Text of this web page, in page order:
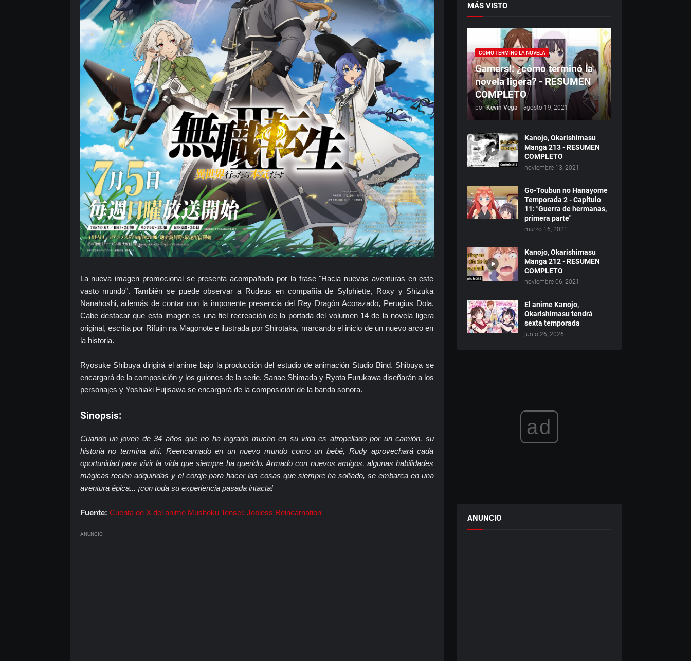
La nueva imagen promocional se presenta acompañada por la frase "Hacia nuevas aventuras en este
vasto mundo". También se puede observar a Rudeus en compañía de Sylphiette, Roxy y Shizuka
Nanahoshi, además de contar con la imponente presencia del Rey Dragón Acorazado, Perugius Dola.
Cabe destacar que esta imagen es una fiel recreación de la portada del volumen 14 de la novela ligera
original, escrita por Rifujin na Magonote e ilustrada por Shirotaka, marcando el inicio de un nuevo arco en
la historia.
Ryosuke Shibuya dirigirá el anime bajo la producción del estudio de animación Studio Bind. Shibuya se
encargará de la composición y los guiones de la serie, Sanae Shimada y Ryota Furukawa diseñarán a los
personajes y Yoshiaki Fujisawa se encargará de la composición de la banda sonora.
Sinopsis:
Cuando un joven de 34 años que no ha logrado mucho en su vida es atropellado por un camión, su
historia no termina ahí. Reencarnado en un nuevo mundo como un bebé, Rudy aprovechará cada
oportunidad para vivir la vida que siempre ha querido. Armado con nuevos amigos, algunas habilidades
mágicas recién adquiridas y el coraje para hacer las cosas que siempre ha soñado, se embarca en una
aventura épica... ¡con toda su experiencia pasada intacta!
Fuente: Cuenta de X del anime Mushoku Tensei: Jobless Reincarnation
ANUNCIO
MÁS VISTO
COMO TERMINO LA NOVELA
Gamers!: ¿cómo terminó la
novela ligera? - RESUMEN
COMPLETO
por Kevin Vega - agosto 19, 2021
Kanojo, Okarishimasu
Manga 213 - RESUMEN
COMPLETO
noviembre 13, 2021
Go-Toubun no Hanayome
Temporada 2 - Capítulo
11: "Guerra de hermanas,
primera parte"
marzo 16, 2021
Kanojo, Okarishimasu
Manga 212 - RESUMEN
COMPLETO
noviembre 06, 2021
El anime Kanojo,
Okarishimasu tendrá
sexta temporada
junio 26, 2026
ad
ANUNCIO